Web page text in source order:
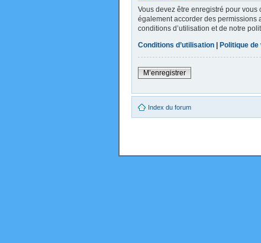
Vous devez être enregistré pour vous
également accorder des permissions
conditions d’utilisation et de notre
Conditions d’utilisation | Politique
M’enregistrer
Index du forum